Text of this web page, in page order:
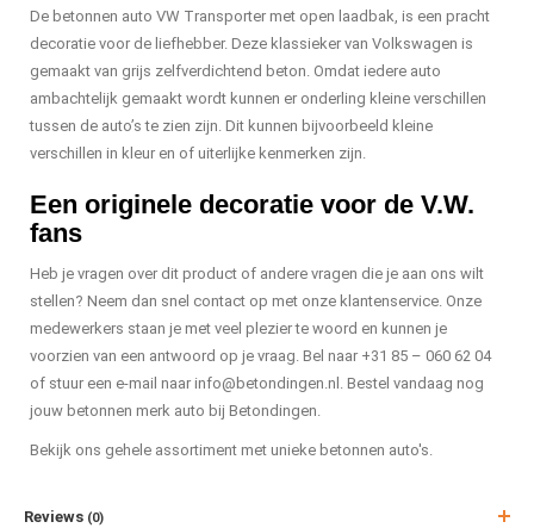
De betonnen auto VW Transporter met open laadbak, is een pracht
decoratie voor de liefhebber. Deze klassieker van Volkswagen is
gemaakt van grijs zelfverdichtend beton. Omdat iedere auto
ambachtelijk gemaakt wordt kunnen er onderling kleine verschillen
tussen de auto’s te zien zijn. Dit kunnen bijvoorbeeld kleine
verschillen in kleur en of uiterlijke kenmerken zijn.
Een originele decoratie voor de V.W.
fans
Heb je vragen over dit product of andere vragen die je aan ons wilt
stellen? Neem dan snel contact op met onze klantenservice. Onze
medewerkers staan je met veel plezier te woord en kunnen je
voorzien van een antwoord op je vraag. Bel naar +31 85 – 060 62 04
of stuur een e-mail naar info@betondingen.nl . Bestel vandaag nog
jouw betonnen merk auto bij Betondingen.
Bekijk ons gehele assortiment met unieke betonnen auto's.
Reviews (0)